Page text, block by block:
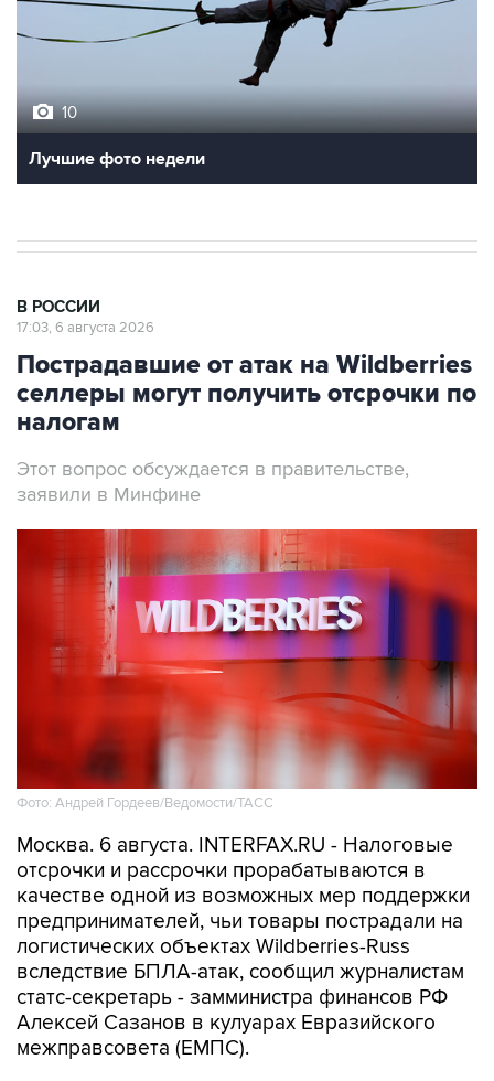
10
Лучшие фото недели
В РОССИИ
17:03, 6 августа 2026
Пострадавшие от атак на Wildberries
селлеры могут получить отсрочки по
налогам
Этот вопрос обсуждается в правительстве,
заявили в Минфине
Фото: Андрей Гордеев/Ведомости/ТАСС
Москва. 6 августа. INTERFAX.RU - Налоговые
отсрочки и рассрочки прорабатываются в
качестве одной из возможных мер поддержки
предпринимателей, чьи товары пострадали на
логистических объектах Wildberries-Russ
вследствие БПЛА-атак, сообщил журналистам
статс-секретарь - замминистра финансов РФ
Алексей Сазанов в кулуарах Евразийского
межправсовета (ЕМПС).